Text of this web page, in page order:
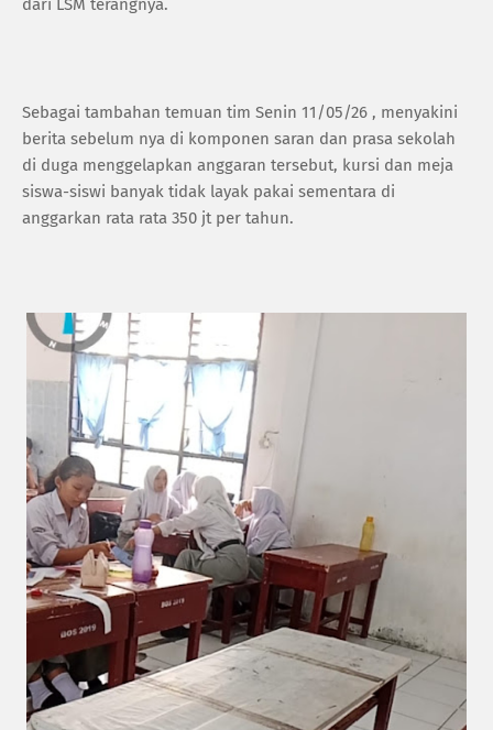
dari LSM terangnya.
‎Sebagai tambahan temuan tim Senin 11/05/26 , menyakini
berita sebelum nya di komponen saran dan prasa sekolah
di duga menggelapkan anggaran tersebut, kursi dan meja
siswa-siswi banyak tidak layak pakai sementara di
anggarkan rata rata 350 jt per tahun.